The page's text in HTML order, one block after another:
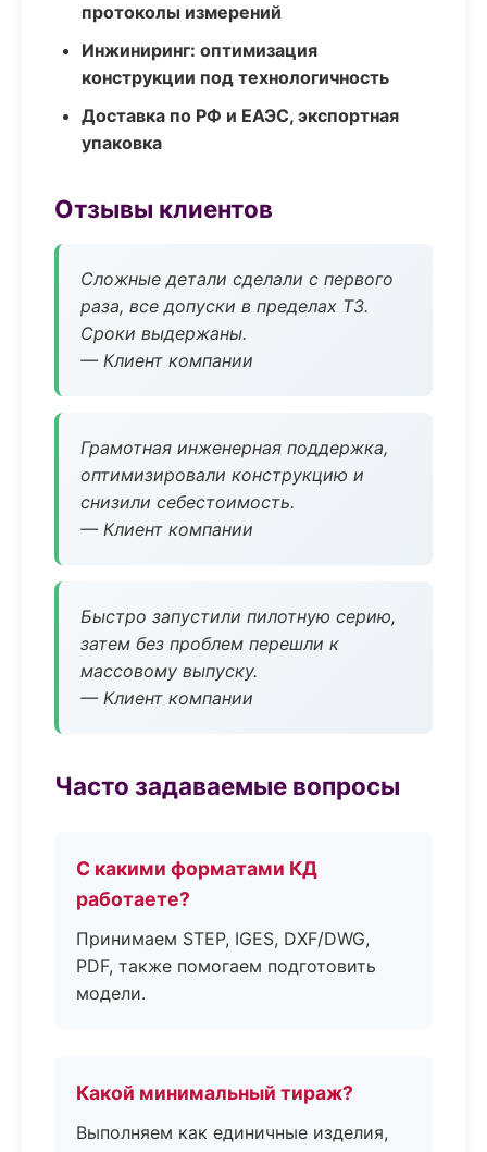
протоколы измерений
Инжиниринг: оптимизация
конструкции под технологичность
Доставка по РФ и ЕАЭС, экспортная
упаковка
Отзывы клиентов
Сложные детали сделали с первого
раза, все допуски в пределах ТЗ.
Сроки выдержаны.
— Клиент компании
Грамотная инженерная поддержка,
оптимизировали конструкцию и
снизили себестоимость.
— Клиент компании
Быстро запустили пилотную серию,
затем без проблем перешли к
массовому выпуску.
— Клиент компании
Часто задаваемые вопросы
С какими форматами КД
работаете?
Принимаем STEP, IGES, DXF/DWG,
PDF, также помогаем подготовить
модели.
Какой минимальный тираж?
Выполняем как единичные изделия,